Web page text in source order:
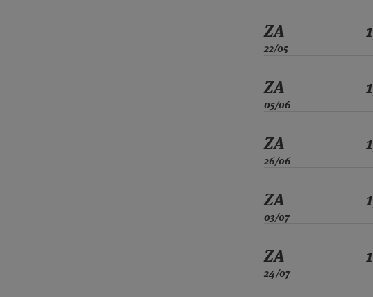
ZA
22/05
ZA
05/06
ZA
26/06
ZA
03/07
ZA
24/07